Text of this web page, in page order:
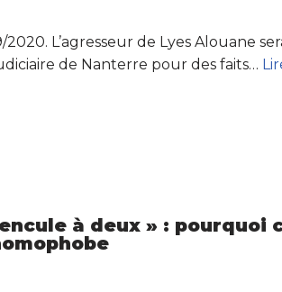
L’agresseur de Lyes Alouane
de Nanterre pour des faits…
à deux » : pourquoi